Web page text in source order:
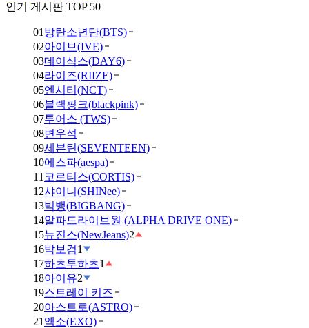
인기 게시판 TOP 50
01 방탄소년단(BTS)
02아이브(IVE)
03데이식스(DAY6)
04라이즈(RIIZE)
05엔시티(NCT)
06블랙핑크(blackpink)
07투어스 (TWS)
08변우석
09세븐틴(SEVENTEEN)
10에스파(aespa)
11 코르티스(CORTIS)
12샤이니(SHINee)
13빅뱅(BIGBANG)
14알파드라이브원 (ALPHA DRIVE ONE)
15뉴진스(NewJeans)2
16박보검1
17하츠투하츠1
18아이유2
19스트레이 키즈
20아스트로(ASTRO)
21 엑소(EXO)